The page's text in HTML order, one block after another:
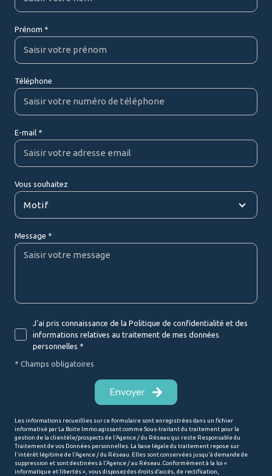
Prénom *
Téléphone
E-mail *
Vous souhaitez
Motif
Message *
J'ai pris connaissance de la Politique de confidentialité et des
informations relatives au traitement de mes données
personnelles *
* Champs obligatoires
Envoyer
Les informations recueillies sur ce formulaire sont enregistrées dans un fichier
informatisé par La Boite Immo agissant comme Sous-traitant du traitement pour la
gestion de la clientèle/prospects de l'Agence / du Réseau qui reste Responsable du
Traitement de vos Données personnelles. La base légale du traitement repose sur
l'intérêt légitime de l'Agence / du Réseau. Elles sont conservées jusqu'à demande de
suppression et sont destinées à l'Agence / au Réseau. Conformément à la loi «
informatique et libertés », vous disposez des droits d’accès, de rectification,